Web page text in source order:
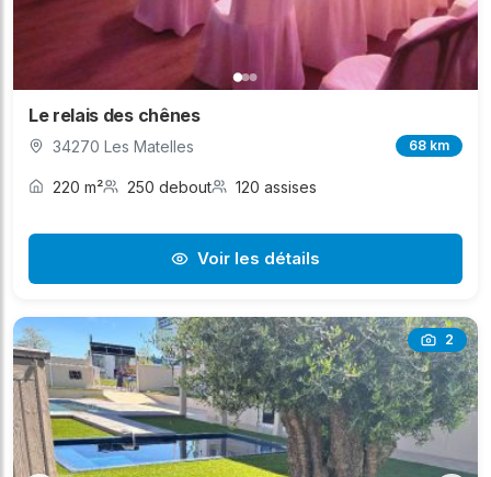
Le relais des chênes
34270 Les Matelles 68 km
220 m² 250 debout 120 assises
Voir les détails
2